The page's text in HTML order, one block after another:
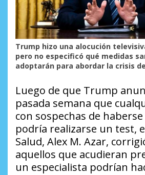
Trump hizo una alocución
pero no especificó qué medidas
adoptarán para abordar la crisis
Luego de que Trump
pasada semana que
con sospechas de
podría realizarse un test,
Salud, Alex M. Azar,
aquellos que acudieran
un especialista podrían